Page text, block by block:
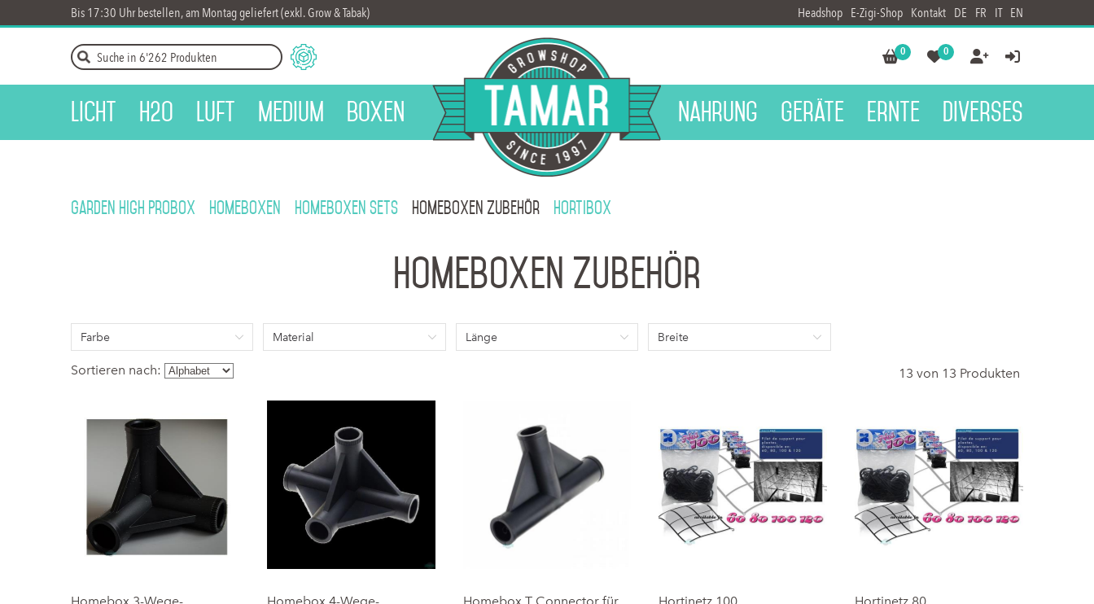
Bis 17:30 Uhr bestellen, am Montag geliefert (exkl. Grow & Tabak) Headshop E-Zigi-Shop Kontakt DE FR IT EN
0 0  
Licht H2O Luft Medium Boxen Nahrung Geräte Ernte Diverses
Garden High ProBox Homeboxen Homeboxen Sets Homeboxen Zubehör Hortibox
Homeboxen Zubehör
Farbe Material Länge Breite
Sortieren nach: 13 von 13 Produkten